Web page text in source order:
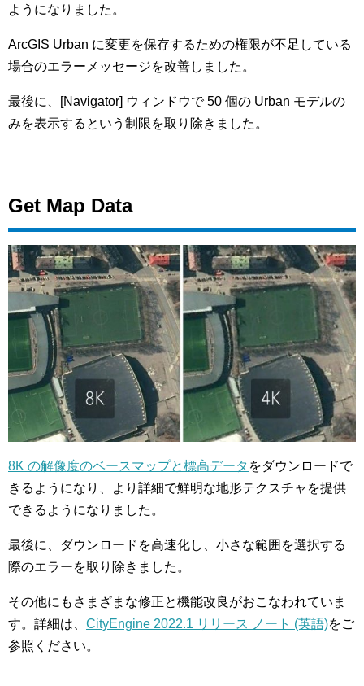
ようになりました。
ArcGIS Urban に変更を保存するための権限が不足している
場合のエラーメッセージを改善しました。
最後に、[Navigator] ウィンドウで 50 個の Urban モデルの
みを表示するという制限を取り除きました。
Get Map Data
8K の解像度のベースマップと標高データ をダウンロードで
きるようになり、より詳細で鮮明な地形テクスチャを提供
できるようになりました。
最後に、ダウンロードを高速化し、小さな範囲を選択する
際のエラーを取り除きました。
その他にもさまざまな修正と機能改良がおこなわれていま
す。詳細は、 CityEngine 2022.1 リリース ノート (英語)をご
参照ください。